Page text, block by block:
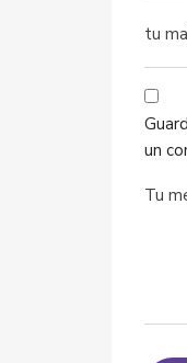
un